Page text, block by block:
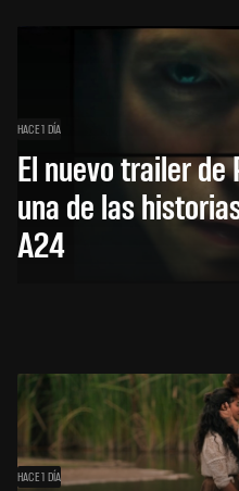
HACE 1 DÍA
El nuevo trailer
una de las
A24
HACE 1 DÍA